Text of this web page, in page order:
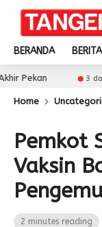
BERANDA BERITA
3 day ago
Home
Pemkot
Vaksin
2 minutes reading